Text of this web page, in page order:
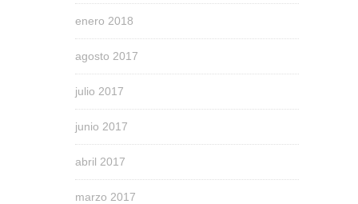
enero 2018
agosto 2017
julio 2017
junio 2017
abril 2017
marzo 2017